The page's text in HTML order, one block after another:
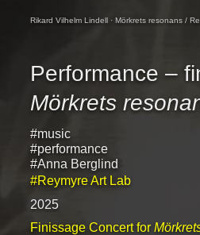
Rikard Vilhelm Lindell· Mörkrets resonans /
Performance –
Mörkrets
#music
#performance
#Anna Berglind
#Reymyre Art Lab
2025
Finissage Concert for